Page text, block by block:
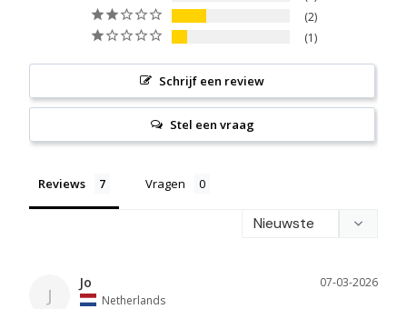
2
1
Schrijf een review
Stel een vraag
Reviews Vragen
J
07-03-2026
Jo
Netherlands